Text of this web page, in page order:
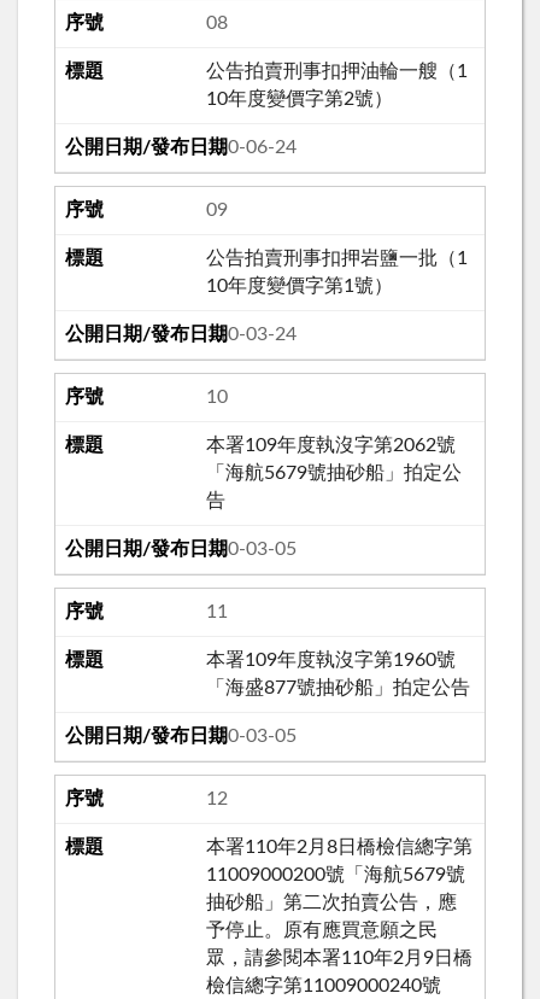
08
公告拍賣刑事扣押油輪一艘（1
10年度變價字第2號）
110-06-24
09
公告拍賣刑事扣押岩鹽一批（1
10年度變價字第1號）
110-03-24
10
本署109年度執沒字第2062號
「海航5679號抽砂船」拍定公
告
110-03-05
11
本署109年度執沒字第1960號
「海盛877號抽砂船」拍定公告
110-03-05
12
本署110年2月8日橋檢信總字第
11009000200號「海航5679號
抽砂船」第二次拍賣公告，應
予停止。原有應買意願之民
眾，請參閱本署110年2月9日橋
檢信總字第11009000240號